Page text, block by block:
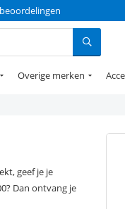
Overige merken
geef je je
Dan ontvang je